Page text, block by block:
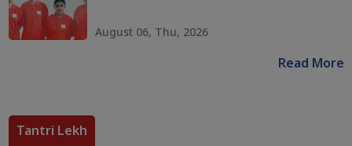
August 06, Thu, 2026
Read More
Tantri Lekh